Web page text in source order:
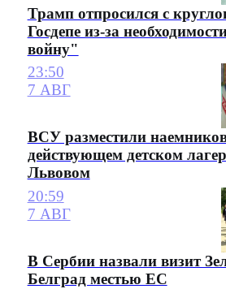
Трамп отпросился с
Госдепе из-за
войну"
23:50
7 АВГ
ВСУ разместили
действующем детском
Львовом
20:59
7 АВГ
В Сербии назвали визит
Белград местью ЕС